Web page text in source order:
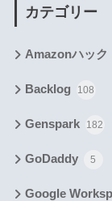
カテゴリー
Amazonハック
Backlog 108
Genspark 182
GoDaddy 5
Google